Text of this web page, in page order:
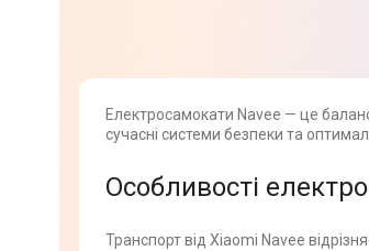
Електросамокати Navee — це
сучасні системи безпеки та
Особливості
Транспорт від Xiaomi Navee